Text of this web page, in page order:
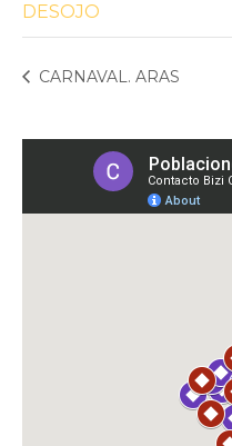
DESOJO
CARNAVAL. ARAS